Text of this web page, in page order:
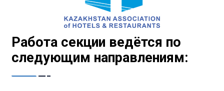
Работа секции ведётся по
следующим направлениям: